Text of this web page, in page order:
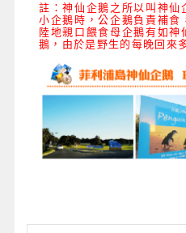
註：神仙企鵝之所以叫神仙
小企鵝時，公企鵝負責補食
陸地親口餵食母企鵝有如
鵝，由於是野生的每晚回來